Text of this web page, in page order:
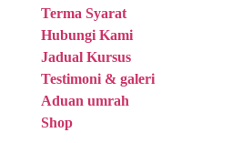
Terma Syarat
Hubungi Kami
Jadual Kursus
Testimoni & galeri
Aduan umrah
Shop